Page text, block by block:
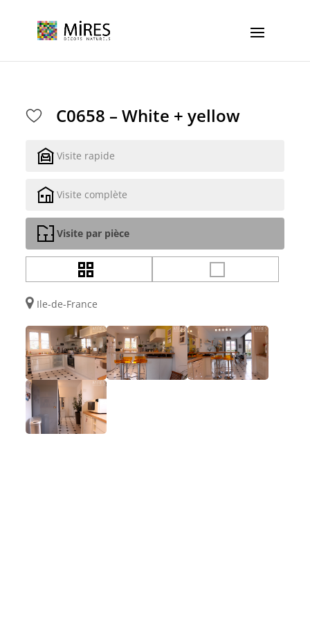
C0658 – White + yellow
Visite rapide
Visite complète
Visite par pièce
Ile-de-France